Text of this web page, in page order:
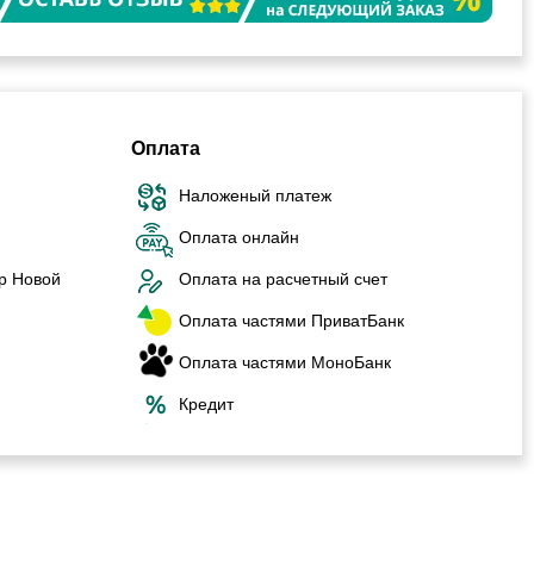
Новой
Оплата
Наложеный платеж
Оплата онлайн
Оплата на расчетный счет
Оплата частями ПриватБанк
Оплата частями МоноБанк
Кредит